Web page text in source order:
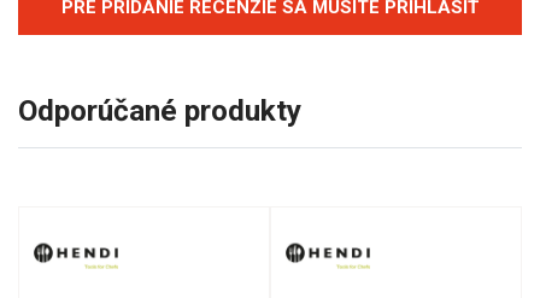
PRE PRIDANIE RECENZIE SA MUSÍTE PRIHLÁSIŤ
Odporúčané produkty